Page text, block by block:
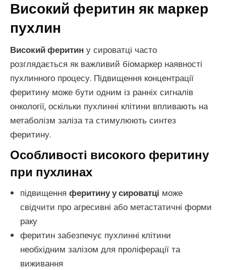
Високий феритин як маркер
пухлин
Високий феритин у сироватці часто
розглядається як важливий біомаркер наявності
пухлинного процесу. Підвищення концентрації
феритину може бути одним із ранніх сигналів
онкології, оскільки пухлинні клітини впливають на
метаболізм заліза та стимулюють синтез
феритину.
Особливості високого феритину
при пухлинах
підвищення феритину у сироватці може
свідчити про агресивні або метастатичні форми
раку
феритин забезпечує пухлинні клітини
необхідним залізом для проліферації та
виживання